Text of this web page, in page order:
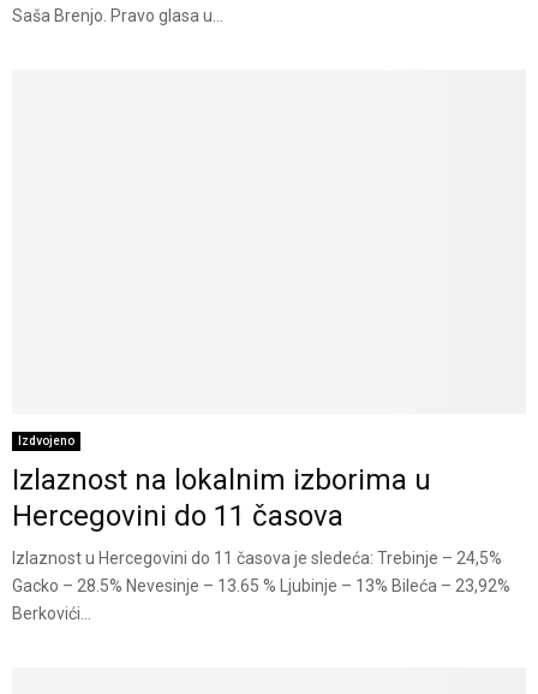
Saša Brenjo. Pravo glasa u...
Izdvojeno
Izlaznost na lokalnim izborima u
Hercegovini do 11 časova
Izlaznost u Hercegovini do 11 časova je sledeća: Trebinje – 24,5%
Gacko – 28.5% Nevesinje – 13.65 % Ljubinje – 13% Bileća – 23,92%
Berkovići...